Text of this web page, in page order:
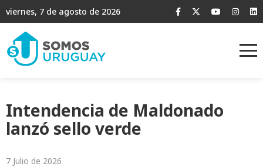
viernes, 7 de agosto de 2026
Intendencia de Maldonado
lanzó sello verde
7 Julio de 2026